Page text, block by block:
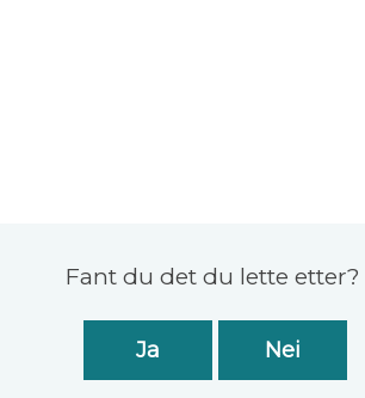
Fant du det du lette etter?
Ja Nei